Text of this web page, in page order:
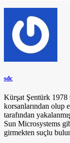
sdc
Kürşat Şentürk
korsanlarından olup
tarafından
Sun Microsystems
girmekten suçlu